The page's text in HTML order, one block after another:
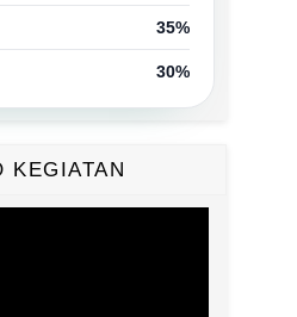
35%
30%
KEGIATAN